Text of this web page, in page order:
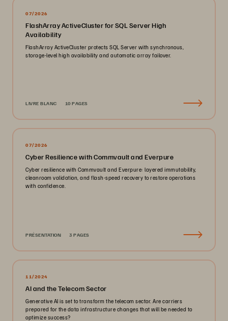
07/2026
FlashArray ActiveCluster for SQL Server High
Availability
FlashArray ActiveCluster protects SQL Server with synchronous,
storage-level high availability and automatic array failover.
LIVRE BLANC 10 PAGES
07/2026
Cyber Resilience with Commvault and Everpure
Cyber resilience with Commvault and Everpure: layered immutability,
cleanroom validation, and flash-speed recovery to restore operations
with confidence.
PRÉSENTATION 3 PAGES
11/2024
AI and the Telecom Sector
Generative AI is set to transform the telecom sector. Are carriers
prepared for the data infrastructure changes that will be needed to
optimize success?